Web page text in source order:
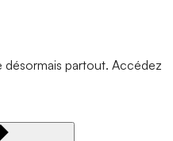
désormais partout. Accédez